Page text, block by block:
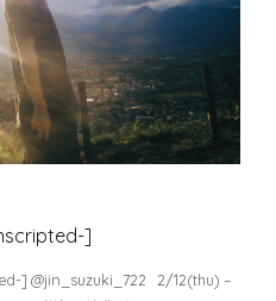
]
] @jin_suzuki_722 2/12(thu) –